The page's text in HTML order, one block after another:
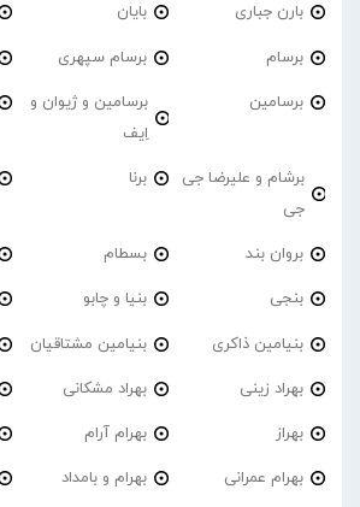
بارن جباری بایان
برسام برسام سپهری
برسامین
برسامین و ژیوان و
اِیف
برشام و علیرضا جی
جی
برنا
بروان بند بسطام
بنجی بنیا و چابو
بنیامین ذاکری بنیامین مشتاقیان
بهراد زینی بهراد مشکانی
بهراز بهرام آرام
بهرام عمرانی بهرام و بامداد